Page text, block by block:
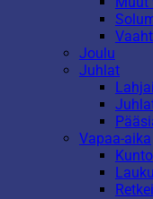
Joulu
Juhlat
Vapaa-aika